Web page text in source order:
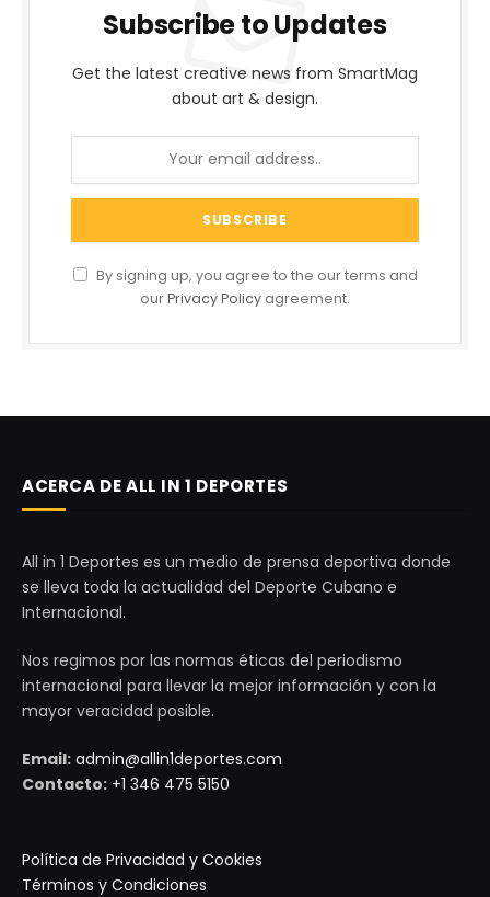
Subscribe to Updates
Get the latest creative news from SmartMag
about art & design.
By signing up, you agree to the our terms and
ourPrivacy Policy agreement.
ACERCA DE ALL IN 1 DEPORTES
All in 1 Deportes es un medio de prensa deportiva donde
se lleva toda la actualidad del Deporte Cubano e
Internacional.
Nos regimos por las normas éticas del periodismo
internacional para llevar la mejor información y con la
mayor veracidad posible.
Email: admin@allin1deportes.com
Contacto: +1 346 475 5150
Política de Privacidad y Cookies
Términos y Condiciones